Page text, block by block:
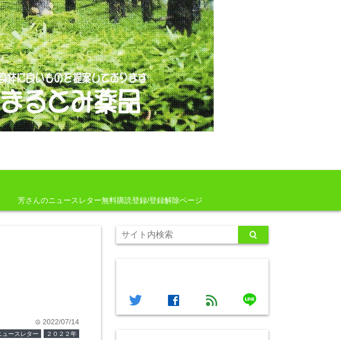
芳さんのニュースレター無料購読登録/登録解除ページ
time 2022/07/14
ュースレター ２０２２年
twitter facebook feed line